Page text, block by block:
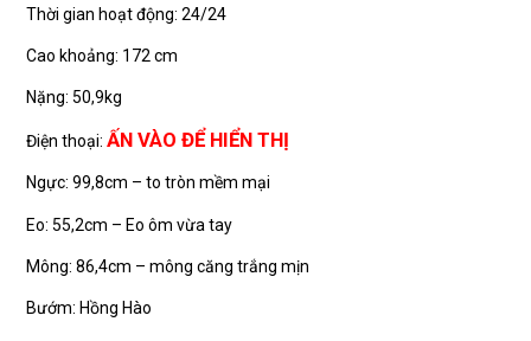
Thời gian hoạt động: 24/24
Cao khoảng: 172 cm
Nặng: 50,9kg
Điện thoại:ẤN VÀO ĐỂ HIỂN THỊ
Ngực: 99,8cm – to tròn mềm mại
Eo: 55,2cm – Eo ôm vừa tay
Mông: 86,4cm – mông căng trắng mịn
Bướm: Hồng Hào